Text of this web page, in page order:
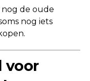
de oude
nog iets
voor